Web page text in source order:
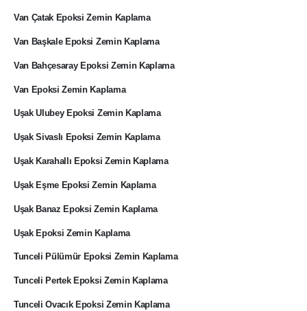
Van Çatak Epoksi Zemin Kaplama
Van Başkale Epoksi Zemin Kaplama
Van Bahçesaray Epoksi Zemin Kaplama
Van Epoksi Zemin Kaplama
Uşak Ulubey Epoksi Zemin Kaplama
Uşak Sivaslı Epoksi Zemin Kaplama
Uşak Karahallı Epoksi Zemin Kaplama
Uşak Eşme Epoksi Zemin Kaplama
Uşak Banaz Epoksi Zemin Kaplama
Uşak Epoksi Zemin Kaplama
Tunceli Pülümür Epoksi Zemin Kaplama
Tunceli Pertek Epoksi Zemin Kaplama
Tunceli Ovacık Epoksi Zemin Kaplama